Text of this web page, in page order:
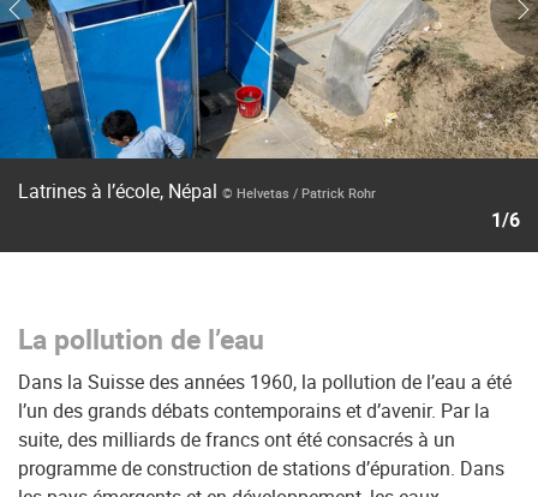
Latrines à l’école, Népal © Helvetas / Patrick Rohr
1/6
La pollution de l’eau
Dans la Suisse des années 1960, la pollution de l’eau a été
l’un des grands débats contemporains et d’avenir. Par la
suite, des milliards de francs ont été consacrés à un
programme de construction de stations d’épuration. Dans